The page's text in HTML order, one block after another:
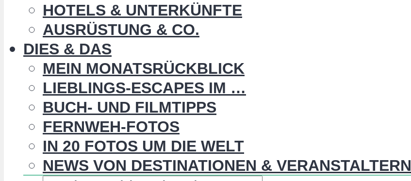
HOTELS & UNTERKÜNFTE
AUSRÜSTUNG & CO.
DIES & DAS
MEIN MONATSRÜCKBLICK
LIEBLINGS-ESCAPES IM …
BUCH- UND FILMTIPPS
FERNWEH-FOTOS
IN 20 FOTOS UM DIE WELT
NEWS VON DESTINATIONEN & VERANSTALTERN